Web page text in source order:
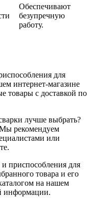
Обеспечивают
безупречную
работу.
для
интернет-магазине
товары с доставкой по
лучше выбрать?
рекомендуем
или
приспособления для
товара и его
на нашем
информации.